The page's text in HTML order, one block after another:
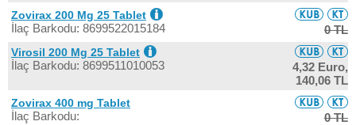
Zovirax 200 Mg 25 Tablet
İlaç Barkodu: 8699522015184 0 TL
Virosil 200 Mg 25 Tablet
İlaç Barkodu: 8699511010053
4,32 Euro,
140,06 TL
Zovirax 400 mg Tablet
İlaç Barkodu: 0 TL